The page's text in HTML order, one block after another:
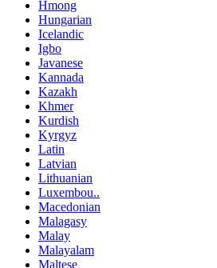
Hmong
Hungarian
Icelandic
Igbo
Javanese
Kannada
Kazakh
Khmer
Kurdish
Kyrgyz
Latin
Latvian
Lithuanian
Luxembou..
Macedonian
Malagasy
Malay
Malayalam
Maltese